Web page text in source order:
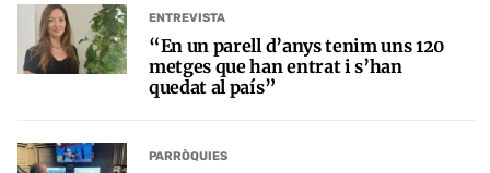
ENTREVISTA
“En un parell d’anys tenim uns 120
metges que han entrat i s’han
quedat al país”
PARRÒQUIES